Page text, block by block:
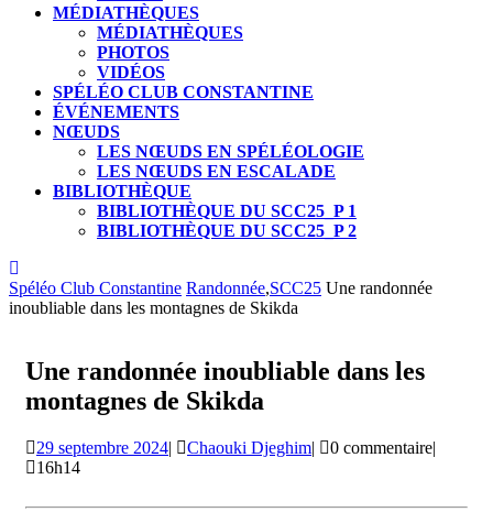
MÉDIATHÈQUES
MÉDIATHÈQUES
PHOTOS
VIDÉOS
SPÉLÉO CLUB CONSTANTINE
ÉVÉNEMENTS
NŒUDS
LES NŒUDS EN SPÉLÉOLOGIE
LES NŒUDS EN ESCALADE
BIBLIOTHÈQUE
BIBLIOTHÈQUE DU SCC25_P 1
BIBLIOTHÈQUE DU SCC25_P 2
BUTTON
Spéléo Club Constantine Randonnée,SCC25 Une randonnée
inoubliable dans les montagnes de Skikda
Une randonnée inoubliable dans les
montagnes de Skikda
29 septembre 202429
| Chaouki DjeghimChaouki
| 0 commentaire|
16h14